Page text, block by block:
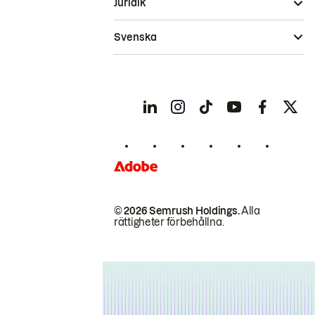
© 2026 Semrush Holdings.Alla
rättigheter förbehållna.
Juridik
Svenska